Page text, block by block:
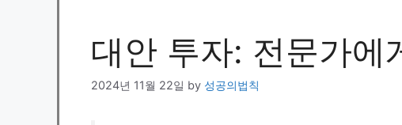
대안 투자: 전문가에
2024년 11월 22일 by 성공의법칙